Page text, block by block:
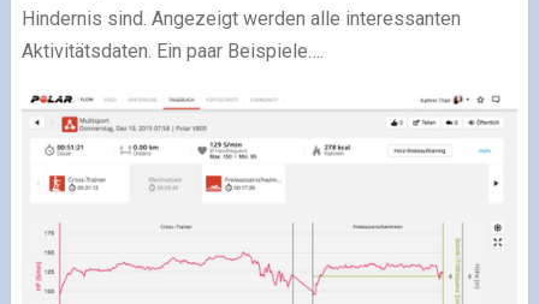
Hindernis sind. Angezeigt werden alle interessanten
Aktivitätsdaten. Ein paar Beispiele….